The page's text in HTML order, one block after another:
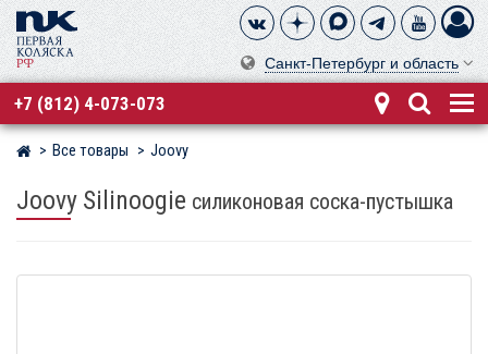
Санкт-Петербург и область
+7 (812) 4-073-073
Магазин детских колясок
Все товары Joovy
Joovy Silinoogie силиконовая соска-пустышка